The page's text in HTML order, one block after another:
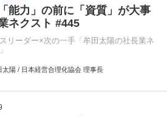
能力」の前に「資質」が大事
ネクスト #445
リーダー×次の一手「牟田太陽の社長業ネ
太陽 / 日本経営合理化協会 理事長